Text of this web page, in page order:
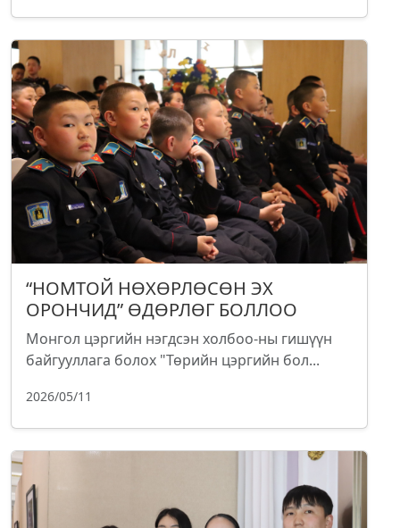
“НОМТОЙ НӨХӨРЛӨСӨН ЭХ
ОРОНЧИД” ӨДӨРЛӨГ БОЛЛОО
Монгол цэргийн нэгдсэн холбоо-ны гишүүн
байгууллага болох "Төрийн цэргийн бол...
2026/05/11